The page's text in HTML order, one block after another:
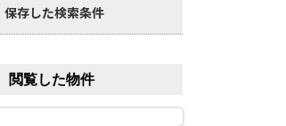
保存した検索条件
閲覧した物件